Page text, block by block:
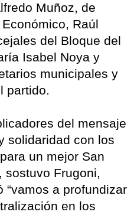
Muñoz, de
Raúl
del Bloque del
Isabel Noya y
municipales y
partido.
del mensaje
solidaridad con los
un mejor San
sostuvo Frugoni,
“vamos a profundizar
en los